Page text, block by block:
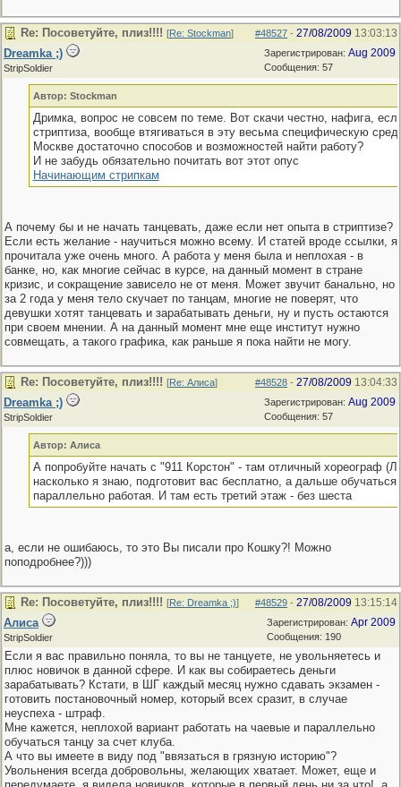
#48527 - 27/08/2009 13:03:13
Re: Посоветуйте, плиз!!!! [Re: Stockman]
Зарегистрирован: Aug 2009
Сообщения: 57
Dreamka ;)
StripSoldier
Автор: Stockman
Дримка, вопрос не совсем по теме. Вот скачи честно, нафига,
стриптиза, вообще втягиваться в эту весьма специфическую
Москве достаточно способов и возможностей найти работу?
И не забудь обязательно почитать вот этот опус
Начинающим стрипкам
А почему бы и не начать танцевать, даже если нет опыта в стриптизе?
Если есть желание - научиться можно всему. И статей вроде ссылки, я
прочитала уже очень много. А работа у меня была и неплохая - в
банке, но, как многие сейчас в курсе, на данный момент в стране
кризис, и сокращение зависело не от меня. Может звучит банально, но
за 2 года у меня тело скучает по танцам, многие не поверят, что
девушки хотят танцевать и зарабатывать деньги, ну и пусть остаются
при своем мнении. А на данный момент мне еще институт нужно
совмещать, а такого графика, как раньше я пока найти не могу.
#48528 - 27/08/2009 13:04:33
Re: Посоветуйте, плиз!!!! [Re: Алиса]
Зарегистрирован: Aug 2009
Сообщения: 57
Dreamka ;)
StripSoldier
Автор: Алиса
А попробуйте начать с "911 Корстон" - там отличный хореограф
насколько я знаю, подготовит вас бесплатно, а дальше
параллельно работая. И там есть третий этаж - без шеста
а, если не ошибаюсь, то это Вы писали про Кошку?! Можно
поподробнее?)))
#48529 - 27/08/2009 13:15:14
Re: Посоветуйте, плиз!!!! [Re: Dreamka ;)]
Зарегистрирован: Apr 2009
Сообщения: 190
Алиса
StripSoldier
Если я вас правильно поняла, то вы не танцуете, не увольняетесь и
плюс новичок в данной сфере. И как вы собираетесь деньги
зарабатывать? Кстати, в ШГ каждый месяц нужно сдавать экзамен -
готовить постановочный номер, который всех сразит, в случае
неуспеха - штраф.
Мне кажется, неплохой вариант работать на чаевые и параллельно
обучаться танцу за счет клуба.
А что вы имеете в виду под "ввязаться в грязную историю"?
Увольнения всегда добровольны, желающих хватает. Может, еще и